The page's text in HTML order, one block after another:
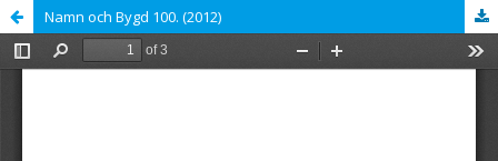
Namn och Bygd 100. (2012)